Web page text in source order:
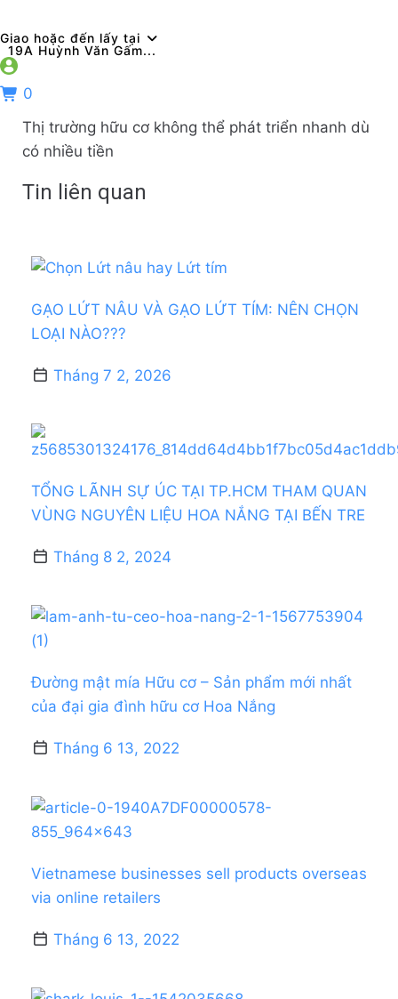
Giao hoặc đến lấy tại
19A Huỳnh Văn Gấm...
0
Thị trường hữu cơ không thể phát triển nhanh dù
có nhiều tiền
Tin liên quan
GẠO LỨT NÂU VÀ GẠO LỨT TÍM: NÊN CHỌN
LOẠI NÀO???
Tháng 7 2, 2026
TỔNG LÃNH SỰ ÚC TẠI TP.HCM THAM QUAN
VÙNG NGUYÊN LIỆU HOA NẮNG TẠI BẾN TRE
Tháng 8 2, 2024
Đường mật mía Hữu cơ – Sản phẩm mới nhất
của đại gia đình hữu cơ Hoa Nắng
Tháng 6 13, 2022
Vietnamese businesses sell products overseas
via online retailers
Tháng 6 13, 2022